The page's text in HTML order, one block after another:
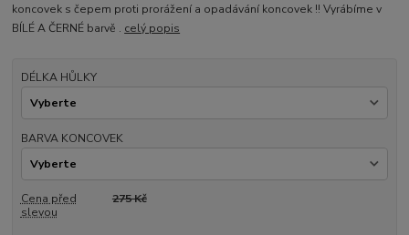
koncovek s čepem proti prorážení a opadávání koncovek !! Vyrábíme v
BÍLÉ A ČERNÉ barvě . celý popis
DÉLKA HŮLKY
BARVA KONCOVEK
Cena před
slevou
275 Kč